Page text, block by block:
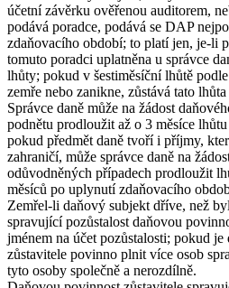
účetní závěrku ověřenou auditorem,
podává poradce, podává se DAP
zdaňovacího období; to platí jen, je-li
tomuto poradci uplatněna u správce
lhůty; pokud v šestiměsíční lhůtě
zemře nebo zanikne, zůstává tato
Správce daně může na žádost
podnětu prodloužit až o 3 měsíce
pokud předmět daně tvoří i příjmy,
zahraničí, může správce daně na
odůvodněných případech prodloužit
měsíců po uplynutí zdaňovacího
Zemřel-li daňový subjekt dříve, než
spravující pozůstalost daňovou
jménem na účet pozůstalosti; pokud
zůstavitele povinno plnit více osob
tyto osoby společně a nerozdílně.